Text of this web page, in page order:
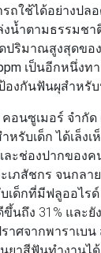
รถใช้ได้อย่างป
น้ำตามธรรมชา
ปริมาณสูงสุดขอ
เป็นอีกหนึ่งท
งกันฟันผุสำหรับ
อนซูเมอร์ จำกัด
หรับเด็ก ได้เล็ง
ะช่องปากของค
ภสัชกร จนกลา
เด็กที่มีฟลูออไรด์
ขึ้นถึง 31% และ
าศจากพาราเบ
ยาสีฟันทำงานไ